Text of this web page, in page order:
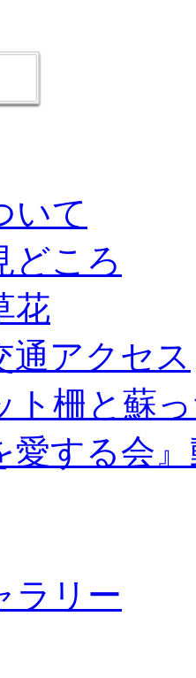
いて
どころ
花
通アクセス
ト柵と蘇
愛する会
ラリー